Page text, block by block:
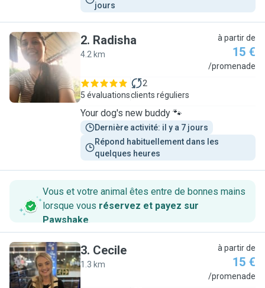
jours
R
2. Radisha
4.2 km
à partir de
15 €
/promenade
5 évaluations
2
clients réguliers
Your dog's new buddy 🐾
Dernière activité: il y a 7 jours
Répond habituellement dans les
quelques heures
Vous et votre animal êtes entre de bonnes mains
lorsque vous réservez et payez sur
Pawshake.
C
3. Cecile
1.3 km
à partir de
15 €
/promenade